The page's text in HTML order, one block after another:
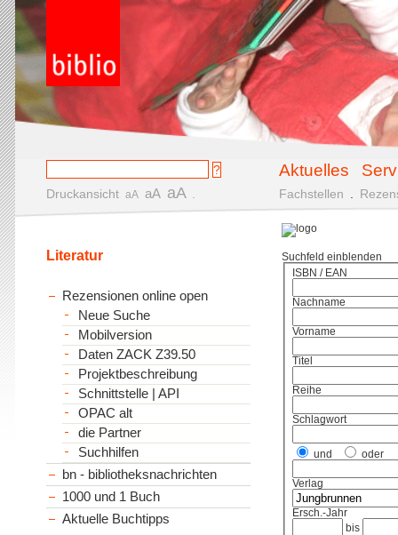
Aktuelles
Druckansicht aA aA aA Fachstellen
Suchfeld einblenden
ISBN / EAN
Nachname
Vorname
Titel
Reihe
Schlagwort
und oder
Verlag
Ersch.-Jahr
bis
Literatur
Rezensionen online open
Neue Suche
Mobilversion
Daten ZACK Z39.50
Projektbeschreibung
Schnittstelle | API
OPAC alt
die Partner
Suchhilfen
bn - bibliotheksnachrichten
1000 und 1 Buch
Aktuelle Buchtipps